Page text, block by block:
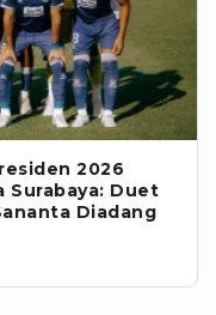
2026
Surabaya: Duet
Diadang